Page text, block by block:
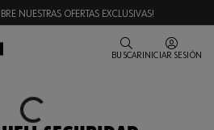
NUESTRAS OFERTAS EXCLUSIVAS!
BUSCAR INICIAR SESIÓN
Loading...